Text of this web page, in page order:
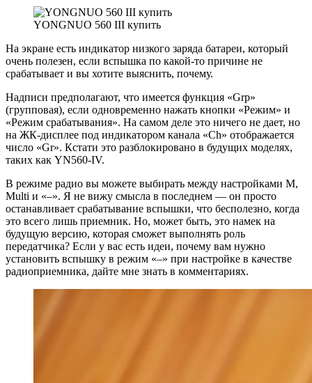
YONGNUO 560 III купить
На экране есть индикатор низкого заряда батареи, который
очень полезен, если вспышка по какой-то причине не
срабатывает и вы хотите выяснить, почему.
Надписи предполагают, что имеется функция «Grp»
(групповая), если одновременно нажать кнопки «Режим» и
«Режим срабатывания». На самом деле это ничего не дает, но
на ЖК-дисплее под индикатором канала «Ch» отображается
число «Gr». Кстати это разблокировано в будущих моделях,
таких как YN560-IV.
В режиме радио вы можете выбирать между настройками M,
Multi и «–». Я не вижу смысла в последнем — он просто
останавливает срабатывание вспышки, что бесполезно, когда
это всего лишь приемник. Но, может быть, это намек на
будущую версию, которая сможет выполнять роль
передатчика? Если у вас есть идеи, почему вам нужно
установить вспышку в режим «–» при настройке в качестве
радиоприемника, дайте мне знать в комментариях.